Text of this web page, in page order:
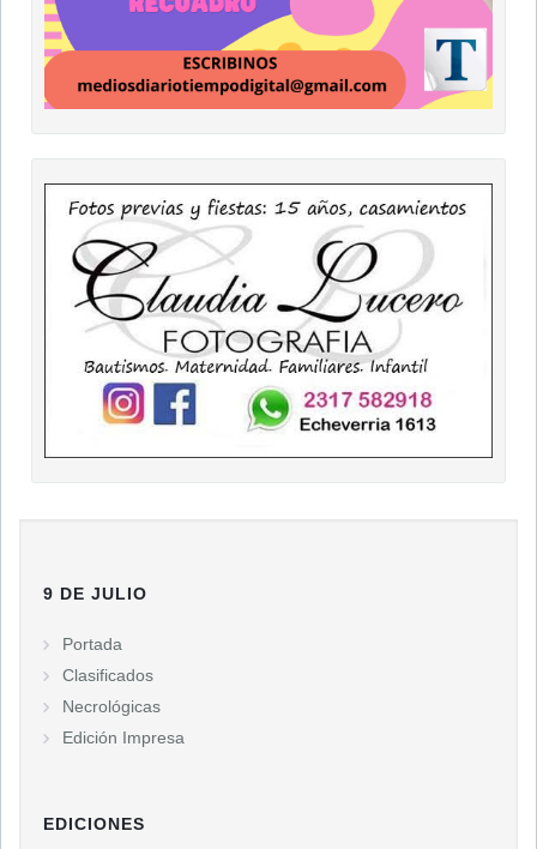
9 DE JULIO
Portada
Clasificados
Necrológicas
Edición Impresa
EDICIONES